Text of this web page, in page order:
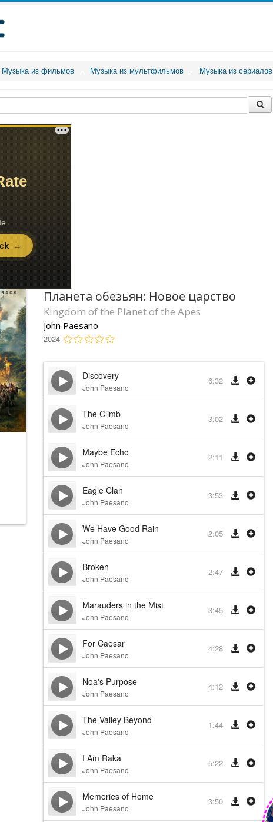
Музыка из фильмов Музыка из мультфильмов Музыка из сериалов
Планета обезьян: Новое царство
Kingdom of the Planet of the Apes
John Paesano
2024
Discovery
John Paesano
6:32
The Climb
John Paesano
3:02
Maybe Echo
John Paesano
2:11
Eagle Clan
John Paesano
3:53
We Have Good Rain
John Paesano
2:05
Broken
John Paesano
2:47
Marauders in the Mist
John Paesano
3:45
For Caesar
John Paesano
4:28
Noa's Purpose
John Paesano
4:12
The Valley Beyond
John Paesano
1:44
I Am Raka
John Paesano
5:22
Memories of Home
John Paesano
3:50